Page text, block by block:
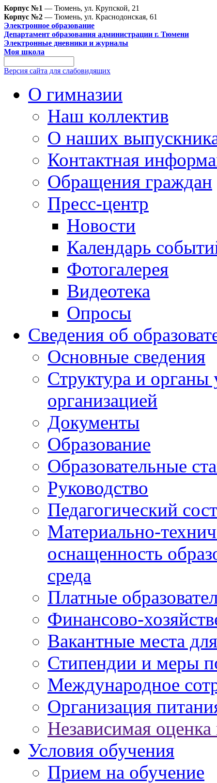
Корпус №1 — Тюмень, ул. Крупской, 21
Корпус №2 — Тюмень, ул. Краснодонская, 61
Электронное образование
Департамент образования администрации г. Тюмени
Электронные дневники и журналы
Моя школа
Версия сайта для слабовидящих
О гимназии
Наш коллектив
О наших
Контактная
Обращения граждан
Пресс-центр
Новости
Календарь
Фотогалерея
Видеотека
Опросы
Сведения об
Основные сведения
Структура и органы
организацией
Документы
Образование
Образовательные
Руководство
Педагогический
Материально-
оснащенность
среда
Платные
Финансово-
Вакантные места
Стипендии и меры
Международное
Организация
Независимая оценка
Условия обучения
Прием на обучение